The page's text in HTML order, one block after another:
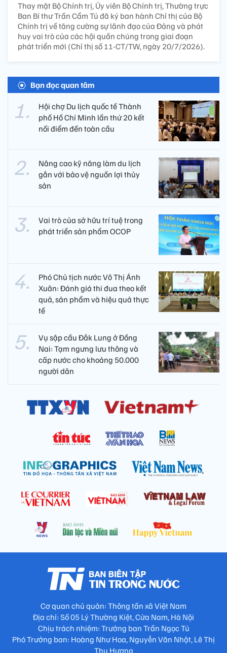
Thay mặt Bộ Chính trị, Ủy viên Bộ Chính trị, Thường trực
Ban Bí thư Trần Cẩm Tú đã ký ban hành Chỉ thị của Bộ
Chính trị về tăng cường sự lãnh đạo của Đảng và phát
huy vai trò của các hội quần chúng trong giai đoạn
phát triển mới (Chỉ thị số 11-CT/TW, ngày 20/7/2026).
Bạn đọc quan tâm
Hội chợ Du lịch quốc tế Thành
phố Hồ Chí Minh lần thứ 20 kết
nối điểm đến toàn cầu
Nâng cao kỹ năng làm du lịch
gắn với bảo vệ nguồn lợi thủy
sản
Vai trò của sở hữu trí tuệ trong
phát triển sản phẩm OCOP
Phó Chủ tịch nước Võ Thị Ánh
Xuân: Đánh giá thi đua theo kết
quả, sản phẩm và hiệu quả thực
tế
Vụ sập cầu Đắk Lung ở Đồng
Nai: Tạm ngưng lưu thông và
cấp nước cho khoảng 50.000
người dân
Cơ quan chủ quản: Thông tấn xã Việt Nam
Địa chỉ: Số 05 Lý Thường Kiệt, Cửa Nam, Hà Nội
Chịu trách nhiệm: Trưởng ban Trần Ngọc Tú
Phó Trưởng ban: Hoàng Như Hoa, Nguyễn Văn Nhật, Lê Thị
Thu Hương